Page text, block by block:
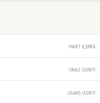
PAKET İÇERİĞİ
CİHAZ ÜCRETİ
LİSANS ÜCRETİ